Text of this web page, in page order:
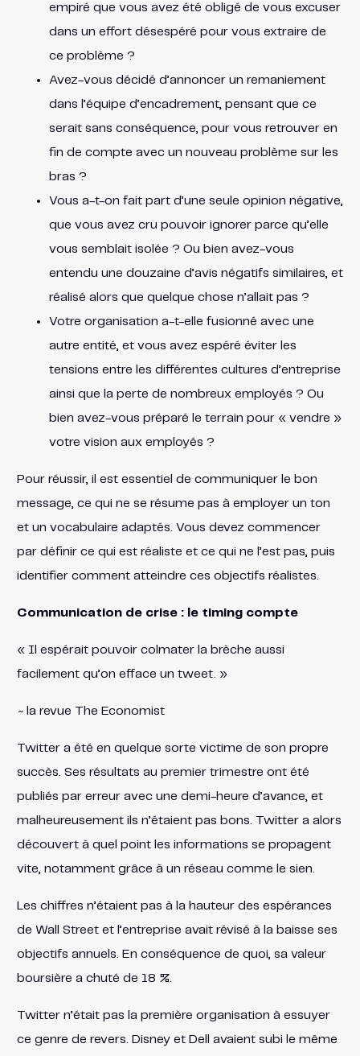
empiré que vous avez été obligé de vous excuser
dans un effort désespéré pour vous extraire de
ce problème ?
Avez-vous décidé d’annoncer un remaniement
dans l’équipe d’encadrement, pensant que ce
serait sans conséquence, pour vous retrouver en
fin de compte avec un nouveau problème sur les
bras ?
Vous a-t-on fait part d’une seule opinion négative,
que vous avez cru pouvoir ignorer parce qu’elle
vous semblait isolée ? Ou bien avez-vous
entendu une douzaine d’avis négatifs similaires, et
réalisé alors que quelque chose n’allait pas ?
Votre organisation a-t-elle fusionné avec une
autre entité, et vous avez espéré éviter les
tensions entre les différentes cultures d’entreprise
ainsi que la perte de nombreux employés ? Ou
bien avez-vous préparé le terrain pour « vendre »
votre vision aux employés ?
Pour réussir, il est essentiel de communiquer le bon
message, ce qui ne se résume pas à employer un ton
et un vocabulaire adaptés. Vous devez commencer
par définir ce qui est réaliste et ce qui ne l’est pas, puis
identifier comment atteindre ces objectifs réalistes.
Communication de crise : le timing compte
« Il espérait pouvoir colmater la brèche aussi
facilement qu’on efface un tweet. »
~ la revue The Economist
Twitter a été en quelque sorte victime de son propre
succès. Ses résultats au premier trimestre ont été
publiés par erreur avec une demi-heure d’avance, et
malheureusement ils n’étaient pas bons. Twitter a alors
découvert à quel point les informations se propagent
vite, notamment grâce à un réseau comme le sien.
Les chiffres n’étaient pas à la hauteur des espérances
de Wall Street et l’entreprise avait révisé à la baisse ses
objectifs annuels. En conséquence de quoi, sa valeur
boursière a chuté de 18 %.
Twitter n’était pas la première organisation à essuyer
ce genre de revers. Disney et Dell avaient subi le même